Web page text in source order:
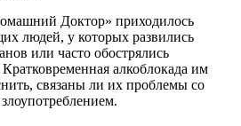
Доктор» приходилось
людей, у которых развились
или часто обострялись
алкоблокада им
связаны ли их проблемы со